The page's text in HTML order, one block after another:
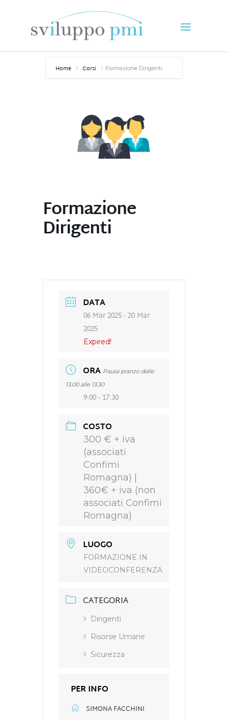
Home Corsi Formazione Dirigenti
Formazione
Dirigenti
DATA
06 Mar 2025- 20 Mar
2025
Expired!
ORA Pausa pranzo dalle
13.00 alle 13.30
9:00 - 17:30
COSTO
300 € + iva
(associati
Confimi
Romagna) |
360€ + iva (non
associati Confimi
Romagna)
LUOGO
FORMAZIONE IN
VIDEOCONFERENZA
CATEGORIA
Dirigenti
Risorse Umane
Sicurezza
PER INFO
SIMONA FACCHINI